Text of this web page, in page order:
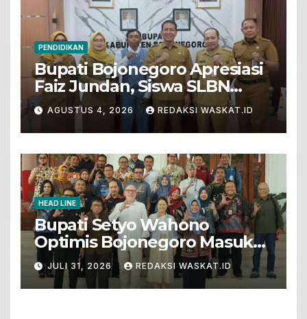
PENDIDIKAN
Bupati Bojonegoro Apresiasi
Faiz Jundan, Siswa SLBN
Gunungsari Baureno Masuk
LKS Diksus Tingkat Nasional
AGUSTUS 4, 2026 REDAKSI WASKAT.ID
HEAD LINE
Bupati Setyo Wahono
Optimis Bojonegoro Masuk
Unesco Global Geopark
JULI 31, 2026 REDAKSI WASKAT.ID